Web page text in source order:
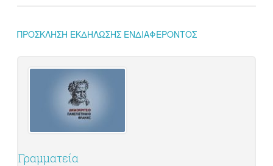
ΠΡΟΣΚΛΗΣΗ ΕΚΔΗΛΩΣΗΣ ΕΝΔΙΑΦΕΡΟΝΤΟΣ
Γραμματεία